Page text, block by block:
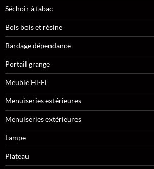
Séchoir à tabac
Bols bois et résine
Bardage dépendance
Portail grange
Meuble Hi-Fi
Menuiseries extérieures
Menuiseries extérieures
Lampe
Plateau